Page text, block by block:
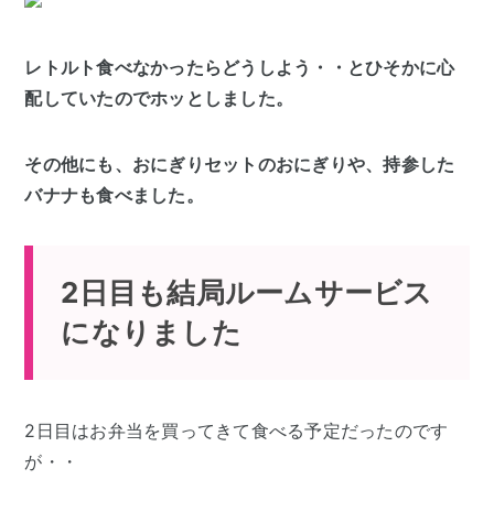
レトルト食べなかったらどうしよう・・とひそかに心
配していたのでホッとしました。
その他にも、おにぎりセットのおにぎりや、持参した
バナナも食べました。
2日目も結局ルームサービス
になりました
2日目はお弁当を買ってきて食べる予定だったのです
が・・